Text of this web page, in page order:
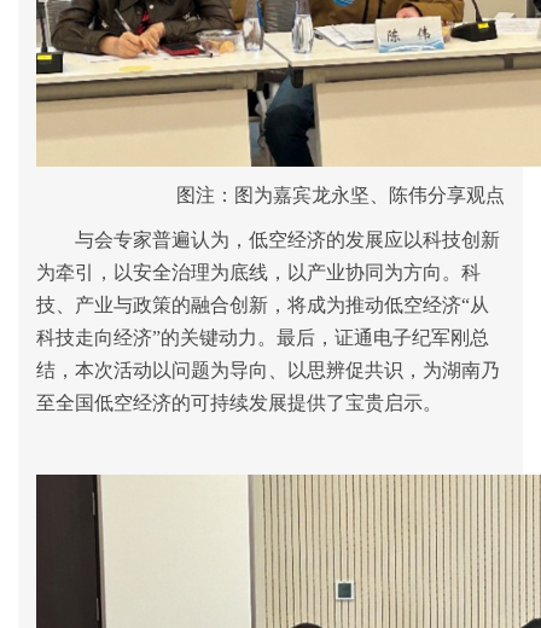
图注 ：图为嘉宾龙永坚 、陈伟分享观点
与会专家普遍认为，低空经济的发展应以科技创新
为牵引，以安全治理为底线，以产业协同为方向。科
技、产业与政策的融合创新，将成为推动低空经济“从
科技走向经济”的关键动力。 最后，证通电子纪军刚 总
结 ，本次活动以问题为导向、以思辨促共识，为湖南乃
至全国低空经济的可持续发展提供了宝贵启示。